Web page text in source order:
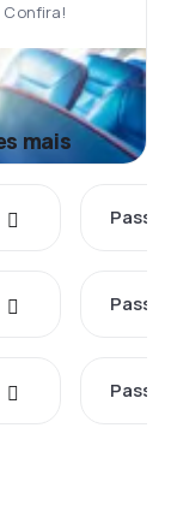
mais